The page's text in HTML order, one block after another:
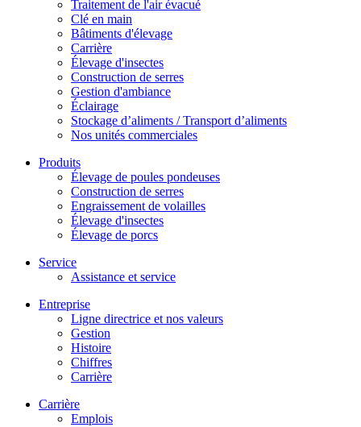
Traitement de l'air évacué
Clé en main
Bâtiments d'élevage
Carrière
Élevage d'insectes
Construction de serres
Gestion d'ambiance
Éclairage
Stockage d’aliments / Transport d’aliments
Nos unités commerciales
Produits
Élevage de poules pondeuses
Construction de serres
Engraissement de volailles
Élevage d'insectes
Élevage de porcs
Service
Assistance et service
Entreprise
Ligne directrice et nos valeurs
Gestion
Histoire
Chiffres
Carrière
Carrière
Emplois